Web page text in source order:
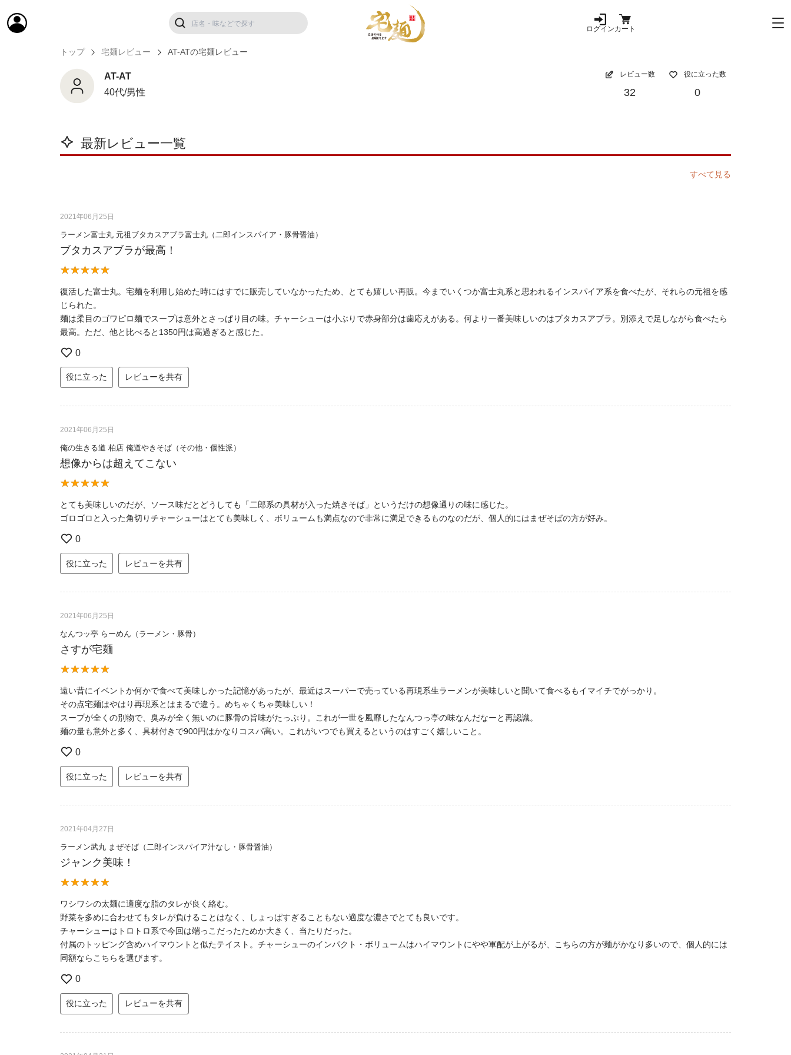
ログインカート
トップ 宅麺レビュー AT-ATの宅麺レビュー
AT-AT
40代/男性
レビュー数
32
役に立った数
0
最新レビュー一覧
すべて見る
2021年06月25日
ラーメン富士丸 元祖ブタカスアブラ富士丸（二郎インスパイア・豚骨醤油）
ブタカスアブラが最高！
復活した富士丸。宅麺を利用し始めた時にはすでに販売していなかったため、とても嬉しい再販。今までいくつか富士丸系と思われるインスパイア系を食べたが、それらの元祖を感
じられた。
麺は柔目のゴワピロ麺でスープは意外とさっぱり目の味。チャーシューは小ぶりで赤身部分は歯応えがある。何より一番美味しいのはブタカスアブラ。別添えで足しながら食べたら
最高。ただ、他と比べると1350円は高過ぎると感じた。
0
役に立った レビューを共有
2021年06月25日
俺の生きる道 柏店 俺道やきそば（その他・個性派）
想像からは超えてこない
とても美味しいのだが、ソース味だとどうしても「二郎系の具材が入った焼きそば」というだけの想像通りの味に感じた。
ゴロゴロと入った角切りチャーシューはとても美味しく、ボリュームも満点なので非常に満足できるものなのだが、個人的にはまぜそばの方が好み。
0
役に立った レビューを共有
2021年06月25日
なんつッ亭 らーめん（ラーメン・豚骨）
さすが宅麺
遠い昔にイベントか何かで食べて美味しかった記憶があったが、最近はスーパーで売っている再現系生ラーメンが美味しいと聞いて食べるもイマイチでがっかり。
その点宅麺はやはり再現系とはまるで違う。めちゃくちゃ美味しい！
スープが全くの別物で、臭みが全く無いのに豚骨の旨味がたっぷり。これが一世を風靡したなんつっ亭の味なんだなーと再認識。
麺の量も意外と多く、具材付きで900円はかなりコスパ高い。これがいつでも買えるというのはすごく嬉しいこと。
0
役に立った レビューを共有
2021年04月27日
ラーメン武丸 まぜそば（二郎インスパイア汁なし・豚骨醤油）
ジャンク美味！
ワシワシの太麺に適度な脂のタレが良く絡む。
野菜を多めに合わせてもタレが負けることはなく、しょっぱすぎることもない適度な濃さでとても良いです。
チャーシューはトロトロ系で今回は端っこだったためか大きく、当たりだった。
付属のトッピング含めハイマウントと似たテイスト。チャーシューのインパクト・ボリュームはハイマウントにやや軍配が上がるが、こちらの方が麺がかなり多いので、個人的には
同額ならこちらを選びます。
0
役に立った レビューを共有